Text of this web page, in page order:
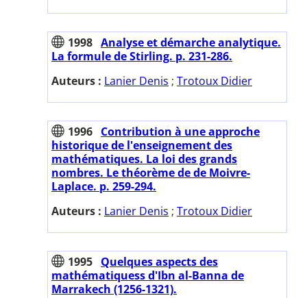
1998 Analyse et démarche analytique.
La formule de Stirling. p. 231-286.
Auteurs : Lanier Denis ; Trotoux Didier
1996 Contribution à une approche
historique de l'enseignement des
mathématiques. La loi des grands
nombres. Le théorème de de Moivre-
Laplace. p. 259-294.
Auteurs : Lanier Denis ; Trotoux Didier
1995 Quelques aspects des
mathématiquess d'Ibn al-Banna de
Marrakech (1256-1321).